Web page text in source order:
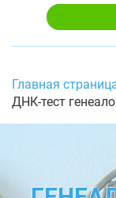
Главная
ДНК-тест